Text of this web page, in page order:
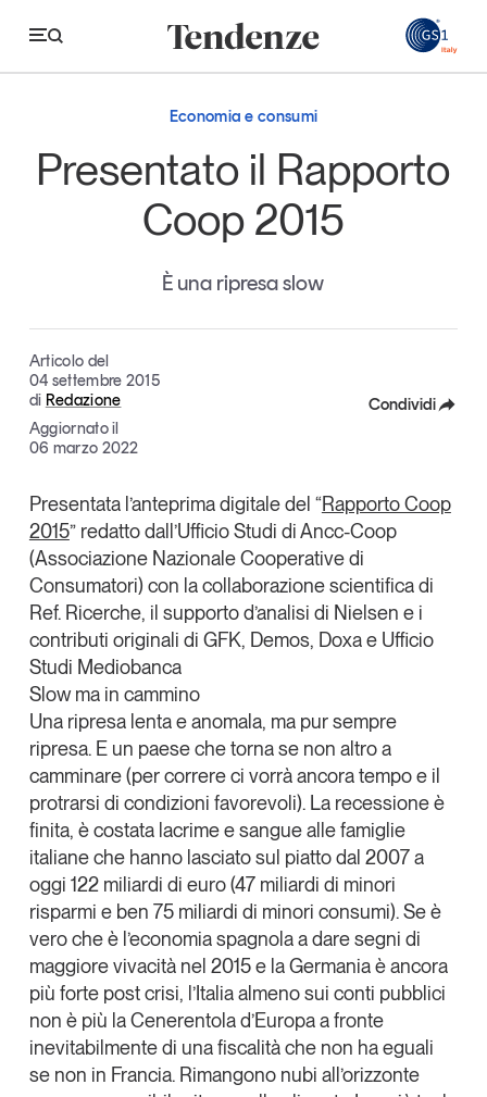
Tendenze
Economia e consumi
Retail e brand
Sostenibilità
Grandi temi
Articoli
Opinioni
Dossier
Il Numero
Interviste
Comunicati stampa
Video
Podcast
Tutti gli studi e le ricerche
Eventi e formazione
Tutti gli appuntamenti
Chi siamo
Newsletter
Contatti
Tendenze Journal
La nostra newsletter nella tua email
Iscriviti
Economia e consumi
Presentato il Rapporto
Coop 2015
È una ripresa slow
Articolo del
04 settembre 2015
di Redazione
Aggiornato il
06 marzo 2022
Condividi
Linkedin
Copia Link
Presentata l’anteprima digitale del “Rapporto Coop
2015” redatto dall’Ufficio Studi diAncc-Coop
(Associazione Nazionale Cooperative di
Consumatori) con la collaborazione scientifica di
Ref. Ricerche, il supporto d’analisi di Nielsen e i
contributi originali di GFK, Demos, Doxae Ufficio
Studi Mediobanca
Slow ma in cammino
Una ripresa lenta e anomala, ma pur sempre
ripresa. E un paese che torna se non altro a
camminare (per correre ci vorrà ancora tempo e il
protrarsi di condizioni favorevoli). La recessione è
finita, è costata lacrime e sangue alle famiglie
italiane che hanno lasciato sul piatto dal 2007 a
oggi 122 miliardi di euro (47 miliardi di minori
risparmi e ben 75 miliardi di minori consumi). Se è
vero che è l’economia spagnola a dare segni di
maggiore vivacità nel 2015 e la Germania è ancora
più forte post crisi, l’Italia almeno sui conti pubblici
non è più la Cenerentola d’Europa a fronte
inevitabilmente di una fiscalità che non ha eguali
se non in Francia. Rimangono nubi all’orizzonte